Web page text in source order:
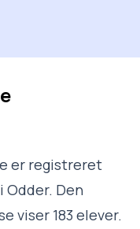
er registreret
Den
viser 183 elever.